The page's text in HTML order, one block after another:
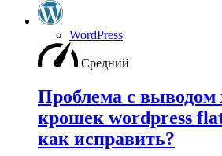
WordPress
Средний
Проблема с выводом
крошек wordpress
как исправить?